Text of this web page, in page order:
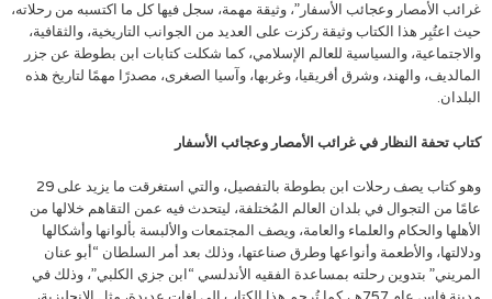
غرائب الأمصار وعجائب الأسفار”، وثيقة مهمة، سجل فيها كل ما اكتسبه من رحلاته،
حيث اعتُبِر هذا الكتاب وثيقة ركزت على العديد من الجوانب التاريخية، والثقافية،
والاجتماعية، والسياسية للعالم الإسلامي، كما شكلت كتابات ابن بطوطة عن جزر
المالديف، والهند، وشرق أفريقيا، وغربها، وآسيا الصغرى، مصدرًا مهمًا لتاريخ هذه
البلدان.
كتاب تحفة النظار في غرائب الأمصار وعجائب الأسفار
وهو كتاب يصف رحلات ابن بطوطة بالتفصيل، والتي استغرقت ما يزيد على 29
عامًا من التجوال في بلدان العالم المُختلفة، ليتحدث فيه عمن التقاهم خلالها من
الأهلها والحكام والعلماء والعامة، ويصف المجتمعات والألبسة بألوانها وأشكالها
ودلالتها، والأطعمة وأنواعها وطرق صناعتها، وذلك بعد أمر السلطان “أبو عنان
المريني” بتدوين رحلته بمساعدة الفقيه الأندلسي “ابن جزي الكلبي”، وذلك في